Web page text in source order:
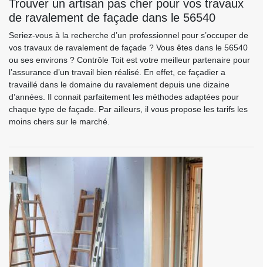
Trouver un artisan pas cher pour vos travaux
de ravalement de façade dans le 56540
Seriez-vous à la recherche d’un professionnel pour s’occuper de
vos travaux de ravalement de façade ? Vous êtes dans le 56540
ou ses environs ? Contrôle Toit est votre meilleur partenaire pour
l’assurance d’un travail bien réalisé. En effet, ce façadier a
travaillé dans le domaine du ravalement depuis une dizaine
d’années. Il connait parfaitement les méthodes adaptées pour
chaque type de façade. Par ailleurs, il vous propose les tarifs les
moins chers sur le marché.